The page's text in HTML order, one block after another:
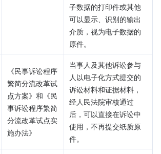
子数据的打印件或其他
可以显示、识别的输出
介质，视为电子数据的
原件。
《民事诉讼程序
繁简分流改革试
点方案》和《民
事诉讼程序繁简
分流改革试点实
施办法》
当事人及其他诉讼参与
人以电子化方式提交的
诉讼材料和证据材料，
经人民法院审核通过
后，可以直接在诉讼中
使用，不再提交纸质原
件。